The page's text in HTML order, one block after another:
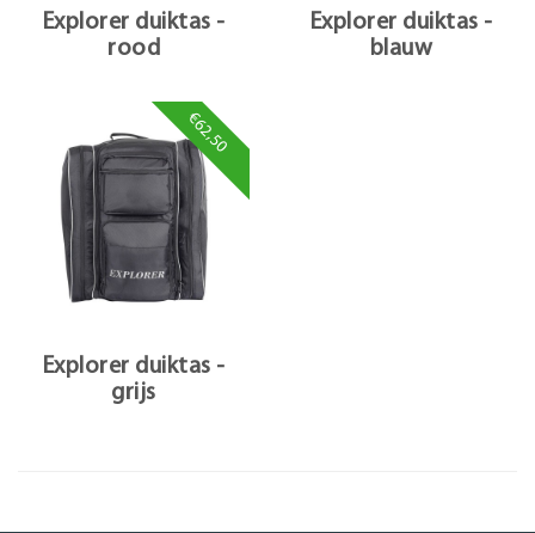
Explorer duiktas -
rood
Explorer duiktas -
blauw
€62,50
Explorer duiktas -
grijs